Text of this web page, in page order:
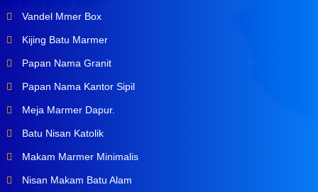
Vandel Mmer Box
Kijing Batu Marmer
Papan Nama Granit
Papan Nama Kantor Sipil
Meja Marmer Dapur.
Batu Nisan Katolik
Makam Marmer Minimalis
Nisan Makam Batu Alam